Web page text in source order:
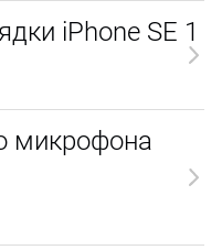
iPhone SE 1
микрофона